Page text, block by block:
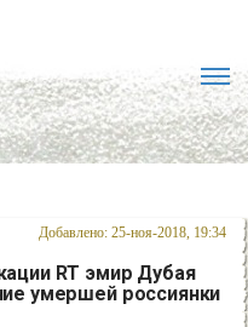
Добавлено: 25-ноя-2018, 19:34
RT эмир Дубая
умершей россиянки